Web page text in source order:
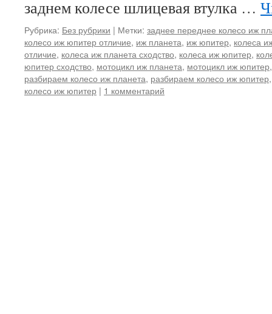
заднем колесе шлицевая втулка …
Рубрика: Без рубрики | Метки: заднее переднее колесо иж
колесо иж юпитер отличие, иж планета, иж юпитер, колеса
отличие, колеса иж планета сходство, колеса иж юпитер,
юпитер сходство, мотоцикл иж планета, мотоцикл иж юпитер
разбираем колесо иж планета, разбираем колесо иж юпитер
колесо иж юпитер | 1 комментарий